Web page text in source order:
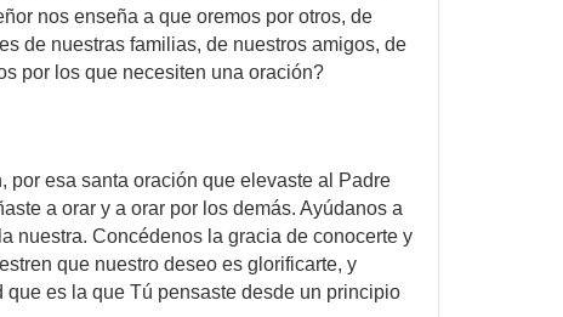
nos enseña a que oremos por otros, de
de nuestras familias, de nuestros amigos, de
por los que necesiten una oración?
por esa santa oración que elevaste al Padre
a orar y a orar por los demás. Ayúdanos a
nuestra. Concédenos la gracia de conocerte y
que nuestro deseo es glorificarte, y
es la que Tú pensaste desde un principio